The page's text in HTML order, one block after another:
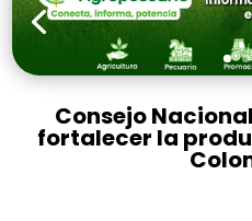
Consejo
fortalecer la